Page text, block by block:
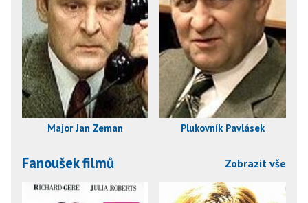
Major Jan Zeman Plukovník Pavlásek
Fanoušek filmů Zobrazit vše